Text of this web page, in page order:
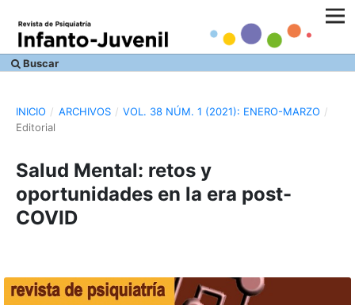
Buscar
INICIO / ARCHIVOS / VOL. 38 NÚM. 1 (2021): ENERO-MARZO /
Editorial
Salud Mental: retos y
oportunidades en la era post-
COVID